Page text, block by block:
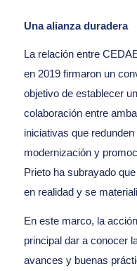
Una alianza duradera
La relación entre
en 2019 firmaron un
objetivo de establecer
colaboración entre
iniciativas que
modernización y
Prieto ha subrayado
en realidad y se
En este marco, la
principal dar a conocer
avances y buenas